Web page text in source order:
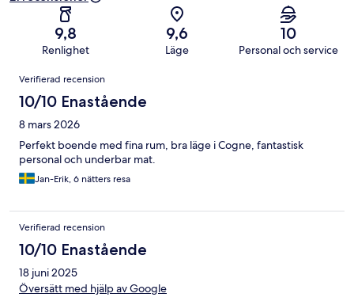
9,8
Renlighet
9,6
Läge
10
Personal och service
Recensioner
Verifierad recension
10/10 Enastående
8 mars 2026
Perfekt boende med fina rum, bra läge i Cogne, fantastisk
personal och underbar mat.
Jan-Erik, 6 nätters resa
Verifierad recension
10/10 Enastående
18 juni 2025
Översätt med hjälp av Google